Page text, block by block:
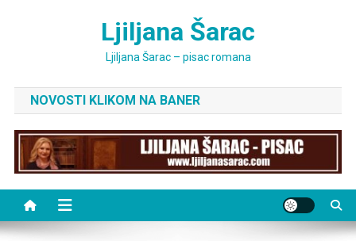
Ljiljana Šarac
Ljiljana Šarac – pisac romana
NOVOSTI KLIKOM NA BANER